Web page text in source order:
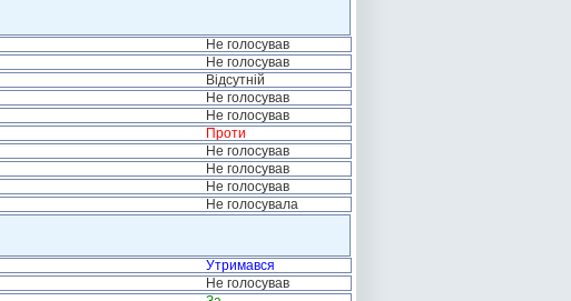
Не голосував
Не голосував
Відсутній
Не голосував
Не голосував
Проти
Не голосував
Не голосував
Не голосував
Не голосувала
Утримався
Не голосував